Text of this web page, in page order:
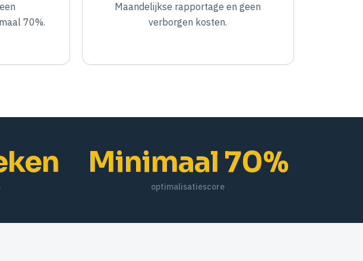
70%.
Maandelijkse rapportage en geen
verborgen kosten.
Minimaal 70%
optimalisatiescore